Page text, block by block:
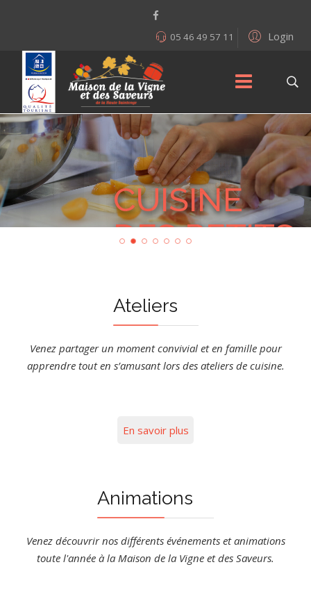
Login
05 46 49 57 11
CUISINE
DES PETITS
Viens fêter ton
anniversaire lors d'un
atelier cuisine à la
des Saveurs avec tes
En savoir plus
Ateliers
Venez partager un moment convivial et en famille pour
apprendre tout en s’amusant lors des ateliers de cuisine.
En savoir plus
Animations
Venez découvrir nos différents événements et animations
toute l'année à la Maison de la Vigne et des Saveurs.